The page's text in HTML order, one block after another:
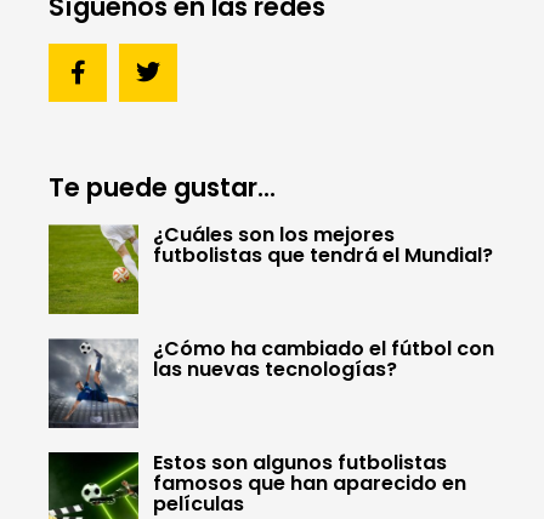
Síguenos en las redes
Te puede gustar...
¿Cuáles son los mejores
futbolistas que tendrá el Mundial?
¿Cómo ha cambiado el fútbol con
las nuevas tecnologías?
Estos son algunos futbolistas
famosos que han aparecido en
películas